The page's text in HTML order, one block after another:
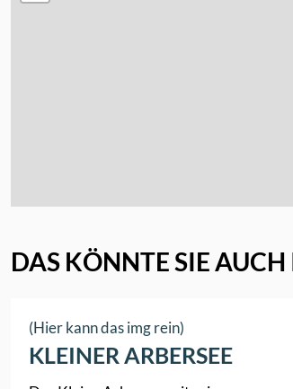
DAS KÖNNTE SIE AUCH
(Hier kann das img rein)
KLEINER ARBERSEE